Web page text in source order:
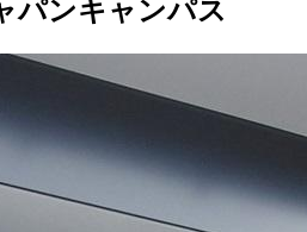
パンキャンパス